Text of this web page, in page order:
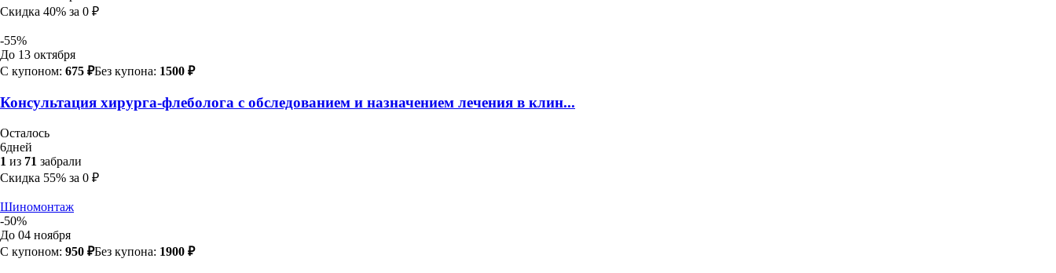
Скидка 40% за 0 ₽
-55%
До 13 октября
С купоном: 675 ₽Без купона: 1500 ₽
Консультация хирурга-флеболога с обследованием и назначением лечения в клин...
Осталось
6дней
1 из 71 забрали
Скидка 55% за 0 ₽
Шиномонтаж
-50%
До 04 ноября
С купоном: 950 ₽Без купона: 1900 ₽